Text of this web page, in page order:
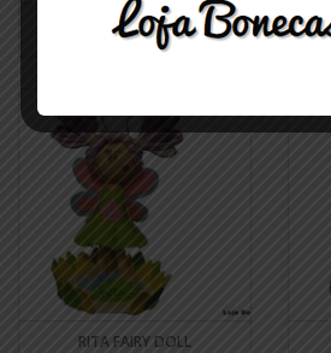
DEMANDEZ LA
DISPONIBILITÉ
RITA FAIRY DOLL